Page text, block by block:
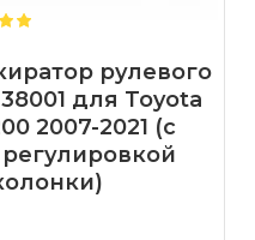
рулевого
для Toyota
2007-2021 (с